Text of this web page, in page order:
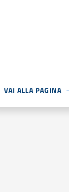
VAI ALLA PAGINA